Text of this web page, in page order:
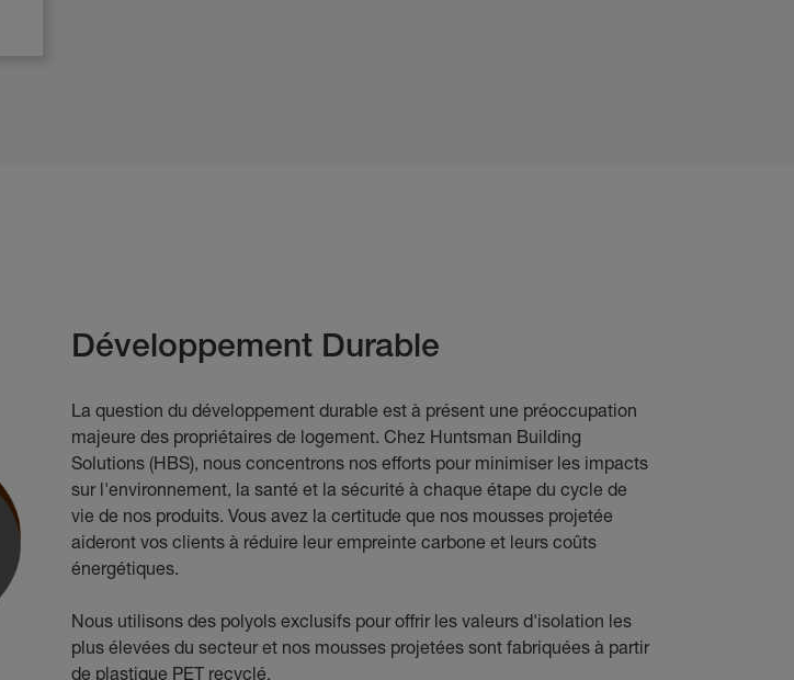
Développement Durable
La question du développement durable est à présent une préoccupation
majeure des propriétaires de logement. Chez Huntsman Building
Solutions (HBS), nous concentrons nos efforts pour minimiser les impacts
sur l'environnement, la santé et la sécurité à chaque étape du cycle de
vie de nos produits. Vous avez la certitude que nos mousses projetée
aideront vos clients à réduire leur empreinte carbone et leurs coûts
énergétiques.
Nous utilisons des polyols exclusifs pour offrir les valeurs d'isolation les
plus élevées du secteur et nos mousses projetées sont fabriquées à partir
de plastique PET recyclé.